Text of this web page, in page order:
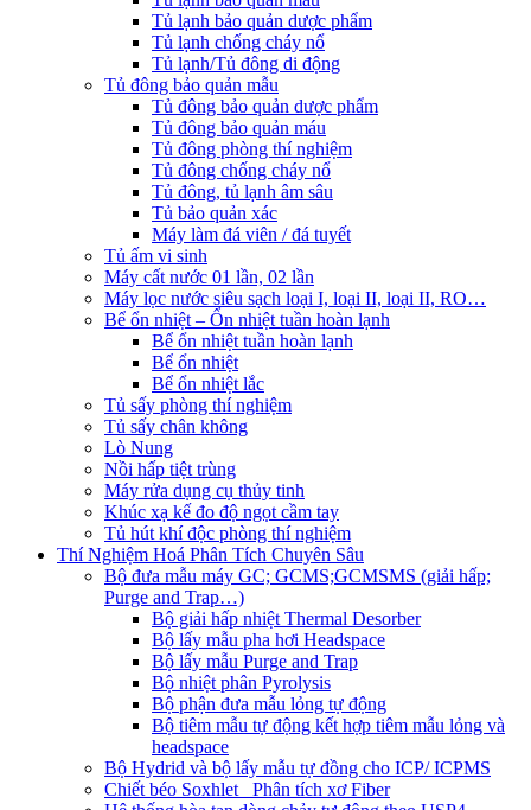
Tủ lạnh bảo quản dược phẩm
Tủ lạnh chống cháy nổ
Tủ lạnh/Tủ đông di động
Tủ đông bảo quản mẫu
Tủ đông bảo quản dược phẩm
Tủ đông bảo quản máu
Tủ đông phòng thí nghiệm
Tủ đông chống cháy nổ
Tủ đông, tủ lạnh âm sâu
Tủ bảo quản xác
Máy làm đá viên / đá tuyết
Tủ ấm vi sinh
Máy cất nước 01 lần, 02 lần
Máy lọc nước siêu sạch loại I, loại II, loại II, RO…
Bể ổn nhiệt – Ổn nhiệt tuần hoàn lạnh
Bể ổn nhiệt tuần hoàn lạnh
Bể ổn nhiệt
Bể ổn nhiệt lắc
Tủ sấy phòng thí nghiệm
Tủ sấy chân không
Lò Nung
Nồi hấp tiệt trùng
Máy rửa dụng cụ thủy tinh
Khúc xạ kế đo độ ngọt cầm tay
Tủ hút khí độc phòng thí nghiệm
Thí Nghiệm Hoá Phân Tích Chuyên Sâu
Bộ đưa mẫu máy GC; GCMS;GCMSMS (giải hấp;
Purge and Trap…)
Bộ giải hấp nhiệt Thermal Desorber
Bộ lấy mẫu pha hơi Headspace
Bộ lấy mẫu Purge and Trap
Bộ nhiệt phân Pyrolysis
Bộ phận đưa mẫu lỏng tự động
Bộ tiêm mẫu tự động kết hợp tiêm mẫu lỏng và
headspace
Bộ Hydrid và bộ lấy mẫu tự đồng cho ICP/ ICPMS
Chiết béo Soxhlet_ Phân tích xơ Fiber